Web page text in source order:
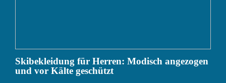
Skibekleidung für Herren: Modisch angezogen
und vor Kälte geschützt